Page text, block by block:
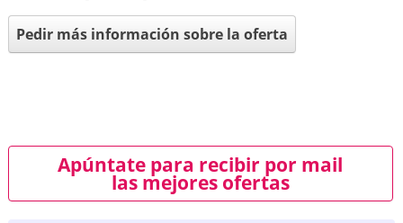
Pedir más información sobre la oferta
Apúntate para recibir por mail
las mejores ofertas